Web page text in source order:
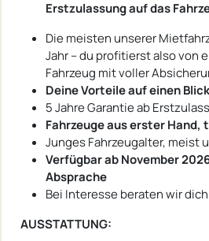
Erstzulassung auf das
Die meisten unserer
Jahr – du profitierst also von
Fahrzeug mit voller
Deine Vorteile auf einen
5 Jahre Garantie ab
Fahrzeuge aus erster Hand,
Junges Fahrzeugalter, meist
Verfügbar ab November
Absprache
Bei Interesse beraten wir
AUSSTATTUNG: